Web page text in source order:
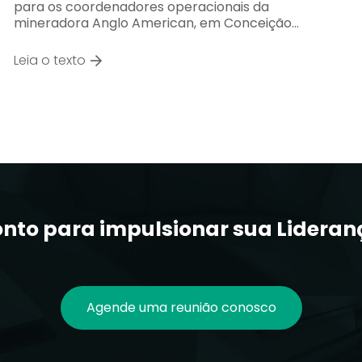
para os coordenadores operacionais da
mineradora Anglo American, em Conceição…
Leia o texto
para impulsionar sua
Agende uma reunião conosco